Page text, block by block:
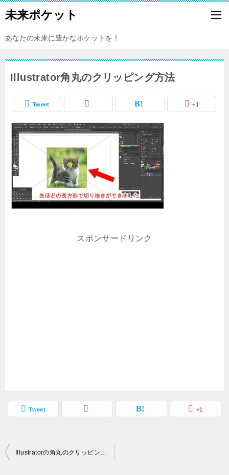
未来ポケット
あなたの未来に豊かなポケットを！
Illustrator角丸のクリッピング方法
Tweet +1
スポンサードリンク
Tweet +1
投
Illustratorの角丸のクリッピングマスクができない時アピアランスはNG